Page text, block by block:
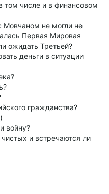
том числе и в финансовом
Мовчаном не могли не
Первая Мировая
ожидать Третьей?
деньги в ситуации
гражданства?
войну?
чистых и встречаются ли